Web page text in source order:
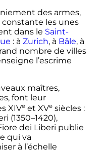
des armes,
les unes
dans le Saint-
: à Zurich, à Bâle, à
nombre de villes
l’escrime
maîtres,
font leur
XIVe et XVe siècles :
(1350–1420),
dei Liberi publie
qui va
à l’échelle